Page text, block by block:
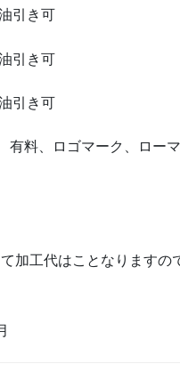
引き可
引き可
引き可
料、ロゴマーク、ロー
加工代はことなりますの